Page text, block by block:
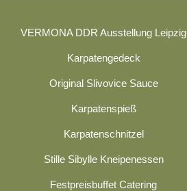
VERMONA DDR Ausstellung Leipzig
Karpatengedeck
Original Slivovice Sauce
Karpatenspieß
Karpatenschnitzel
Stille Sibylle Kneipenessen
Festpreisbuffet Catering